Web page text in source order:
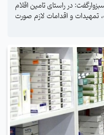
در راستای تامین اقلام
تمهیدات و اقدامات لازم صورت